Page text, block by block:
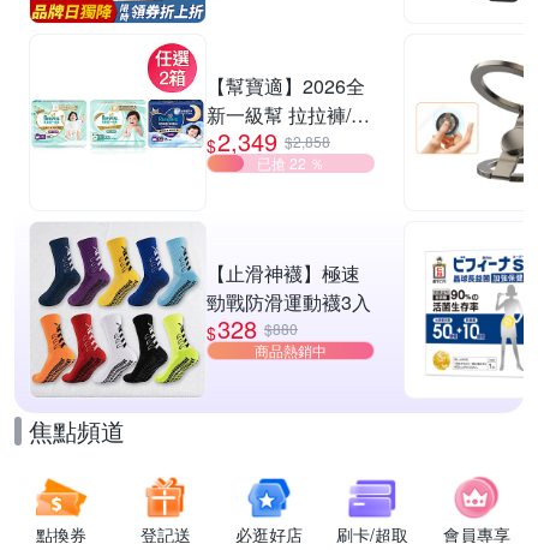
【幫寶適】2026全
新一級幫 拉拉褲/黏
貼型/夜用褲型 多款
任選2箱
$2,349 $2,858
已搶 22 ％
【止滑神襪】極速
勁戰防滑運動襪3入
$328 $880
商品熱銷中
焦點頻道
點換券 登記送 必逛好店 刷卡/超取 會員專享